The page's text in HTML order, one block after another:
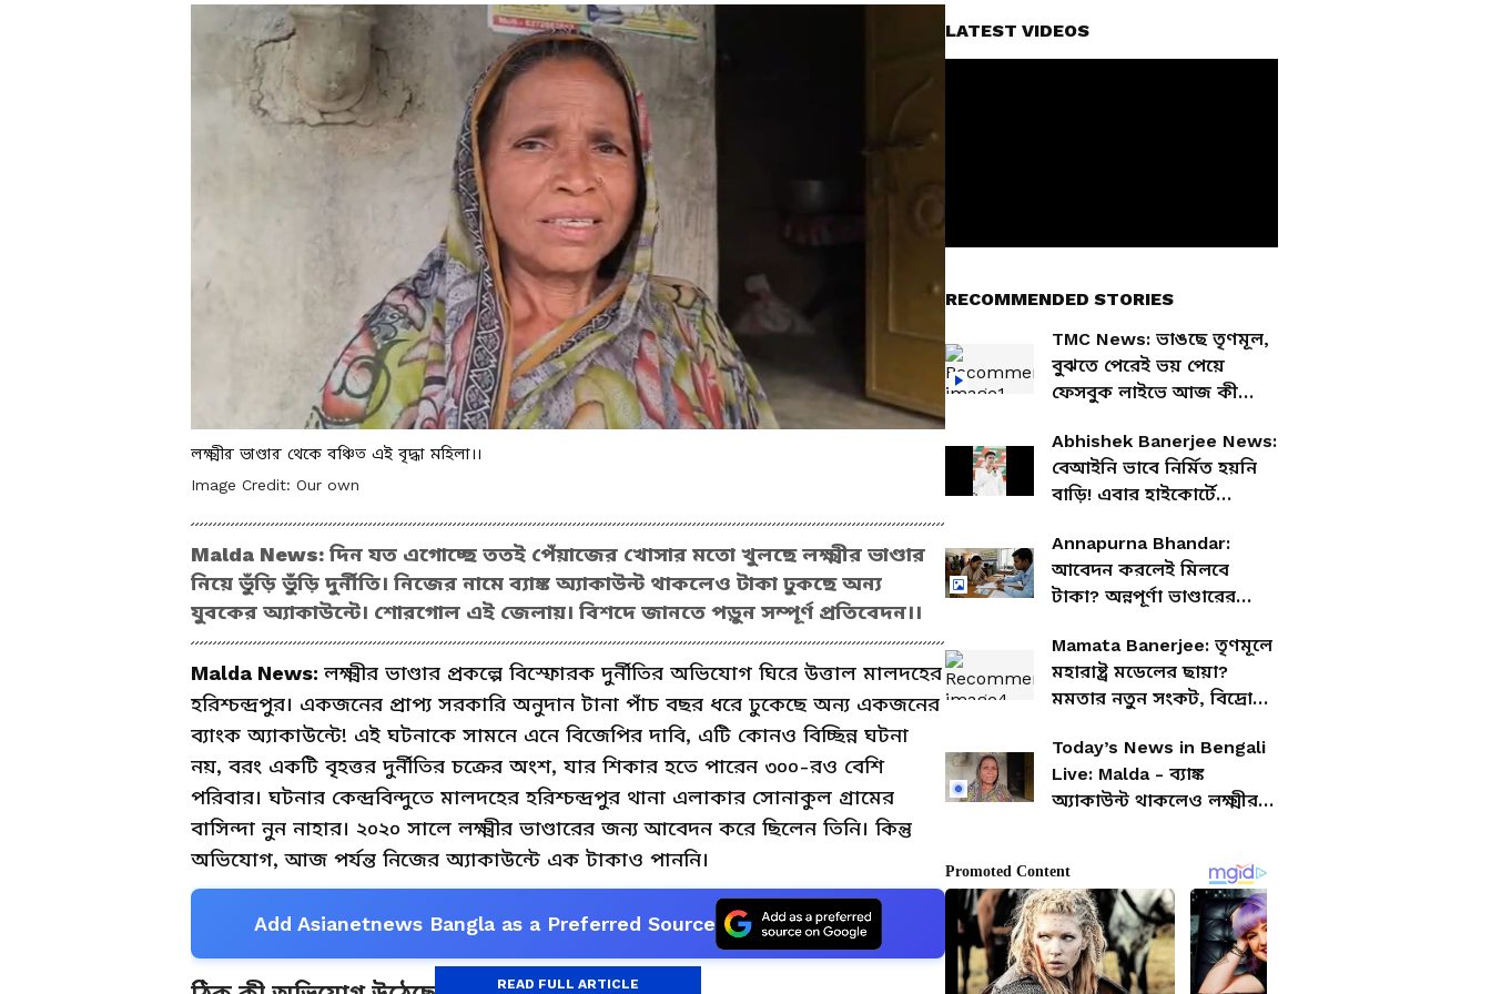
লক্ষ্মীর ভাণ্ডার থেকে বঞ্চিত এই বৃদ্ধা মহিলা।।
Image Credit: Our own
Malda News: দিন যত এগোচ্ছে ততই পেঁয়াজের খোসার মতো খুলছে লক্ষ্মীর ভাণ্ডার
নিয়ে ভুঁড়ি ভুঁড়ি দুর্নীতি। নিজের নামে ব্যাঙ্ক অ্যাকাউন্ট থাকলেও টাকা ঢুকছে অন্য
যুবকের অ্যাকাউন্টে। শোরগোল এই জেলায়। বিশদে জানতে পড়ুন সম্পূর্ণ প্রতিবেদন।।
Malda News: লক্ষ্মীর ভাণ্ডার প্রকল্পে বিস্ফোরক দুর্নীতির অভিযোগ ঘিরে উত্তাল মালদহের
হরিশ্চন্দ্রপুর। একজনের প্রাপ্য সরকারি অনুদান টানা পাঁচ বছর ধরে ঢুকেছে অন্য একজনের
ব্যাংক অ্যাকাউন্টে! এই ঘটনাকে সামনে এনে বিজেপির দাবি, এটি কোনও বিচ্ছিন্ন ঘটনা
নয়, বরং একটি বৃহত্তর দুর্নীতির চক্রের অংশ, যার শিকার হতে পারেন ৩০০-রও বেশি
পরিবার। ঘটনার কেন্দ্রবিন্দুতে মালদহের হরিশ্চন্দ্রপুর থানা এলাকার সোনাকুল গ্রামের
বাসিন্দা নুন নাহার। ২০২০ সালে লক্ষ্মীর ভাণ্ডারের জন্য আবেদন করে ছিলেন তিনি। কিন্তু
অভিযোগ, আজ পর্যন্ত নিজের অ্যাকাউন্টে এক টাকাও পাননি।
Add Asianetnews Bangla as a Preferred Source
READ FULL ARTICLE
LATEST VIDEOS
RECOMMENDED STORIES
TMC News: ভাঙছে তৃণমূল,
বুঝতে পেরেই ভয় পেয়ে
ফেসবুক লাইভে আজ কী
Abhishek Banerjee News:
বেআইনি ভাবে নির্মিত হয়নি
বাড়ি! এবার হাইকোর্টে
Annapurna Bhandar:
আবেদন করলেই মিলবে
টাকা? অন্নপূর্ণা ভাণ্ডারের
বিরাট আপডেট
Mamata Banerjee: তৃণমূলে
মহারাষ্ট্র মডেলের ছায়া?
মমতার নতুন সংকট, বিদ্রোহে
Today’s News in Bengali
Live: Malda - ব্যাঙ্ক
অ্যাকাউন্ট থাকলেও লক্ষ্মীর
মালদহে